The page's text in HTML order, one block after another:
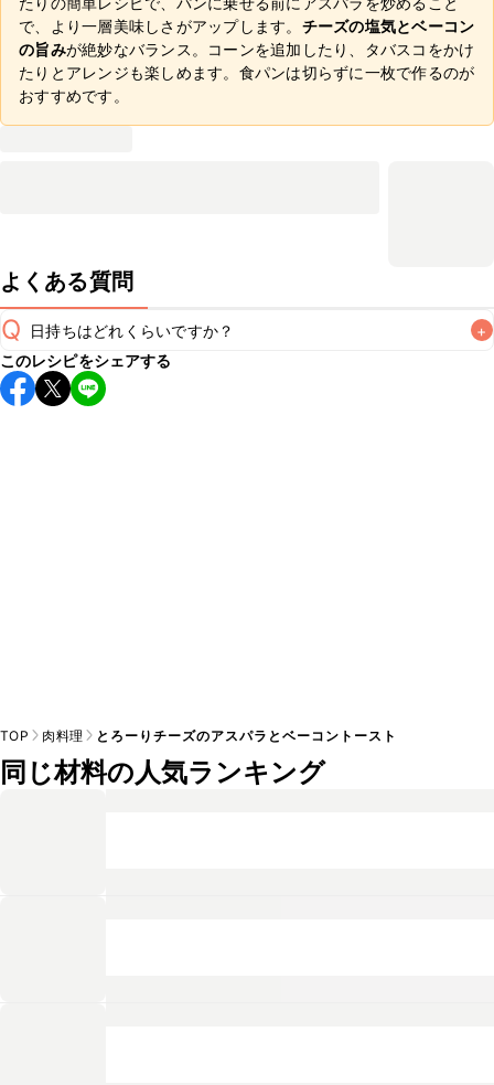
で、より一層美味しさがアップします。 チーズの塩気とベーコン
の旨みが絶妙なバランス。コーンを追加したり、タバスコをかけ
たりとアレンジも楽しめます。食パンは切らずに一枚で作るのが
おすすめです。
よくある質問
Q 日持ちはどれくらいですか？ +
保存期間は冷蔵で当日中が目安です。なるべくお早めにお召
し上がりください。
このレシピをシェアする
TOP 肉料理 とろーりチーズのアスパラとベーコントースト
同じ材料の人気ランキング